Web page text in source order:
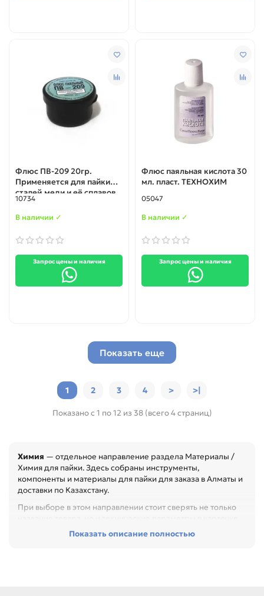
Флюс ПВ-209 20гр.
Применяется для пайки
сталей,меди и её сплавов
10734
В наличии ✓
Запрос цены и наличия
Флюс паяльная кислота 30
мл. пласт. ТЕХНОХИМ
05047
В наличии ✓
Запрос цены и наличия
Показать еще
1 2 3 4 > >|
Показано с 1 по 12 из 38 (всего 4 страниц)
Химия — отдельное направление раздела Материалы /
Химия для пайки. Здесь собраны инструменты,
компоненты и материалы для пайки для заказа в Алматы и
доставки по Казахстану.
При выборе в этом направлении стоит сверять не только
Перед покупкой проверьте тип, размер, электрические
Показать описание полностью